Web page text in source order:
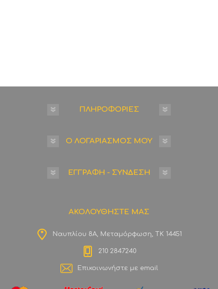
ΠΛΗΡΟΦΟΡΙΕΣ
Ο ΛΟΓΑΡΙΑΣΜΟΣ ΜΟΥ
ΕΓΓΡΑΦΗ - ΣΥΝΔΕΣΗ
ΑΚΟΛΟΥΘΗΣΤΕ ΜΑΣ
Ναυπλίου 8Α, Μεταμόρφωση, ΤΚ 14451
210 2847240
Επικοινωνήστε με email